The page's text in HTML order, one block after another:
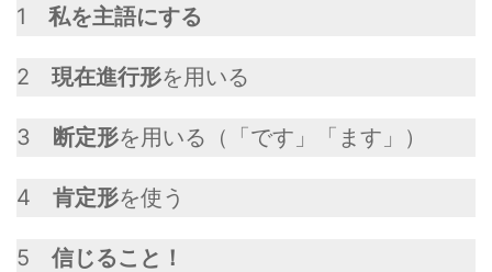
1 私を主語にする
2 現在進行形を用いる
3 断定形を用いる（「です」「ます」）
4 肯定形を使う
5 信じること！